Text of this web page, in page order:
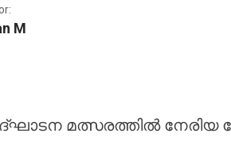
M
: തിരിച്ചുവരവ്
മത്സരത്തിൽ നേരിയ